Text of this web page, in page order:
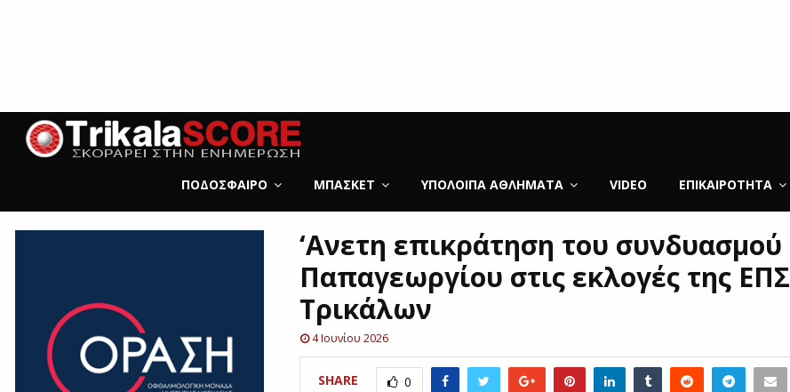
ΠΟΔΌΣΦΑΙΡΟ ΜΠΆΣΚΕΤ ΥΠΌΛΟΙΠΑ ΑΘΛΉΜΑΤΑ VIDEO ΕΠΙΚΑΙΡΌΤΗΤΑ
‘Ανετη επικράτηση του συνδυασμού
Παπαγεωργίου στις εκλογές της ΕΠΣ
Τρικάλων
4 Ιουνίου 2026
SHARE 0